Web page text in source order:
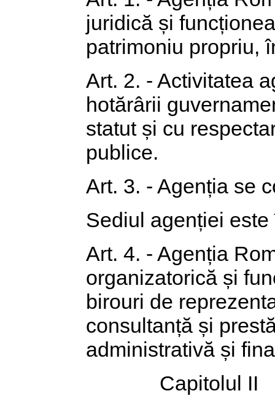
juridică și
patrimoniu propriu,
Art. 2. - Activitatea
hotărârii
statut și cu
publice.
Art. 3. - Agenția se
Sediul agenției
Art. 4. - Agenția
organizatorică și
birouri de
consultanță și
administrativă și
Capitolul II